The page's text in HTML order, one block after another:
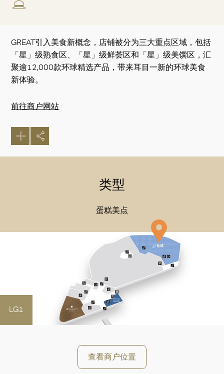
GREAT引入美食新概念，店铺被分为三大重点区域，包括
「星」级熟食区、「星」级鲜荟区和「星」级美馔区，汇
聚逾12,000款环球精选产品，带来耳目一新的环球美食
新体验。
前往商户网站
类型
蛋糕美点
LG1
查看商户位置
好